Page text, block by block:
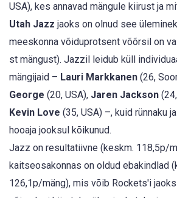
USA), kes annavad mängule kiirust ja
Utah Jazz jaoks on olnud see
meeskonna võiduprotsent võõrsil on
st mängust). Jazzil leidub küll
mängijaid – Lauri Markkanen (26,
George (20, USA), Jaren Jackson
Kevin Love (35, USA) –, kuid rünnaku
hooaja jooksul kõikunud.
Jazz on resultatiivne (keskm. 118,5p/
kaitseosakonnas on oldud ebakindlad
126,1p/mäng), mis võib Rockets'i